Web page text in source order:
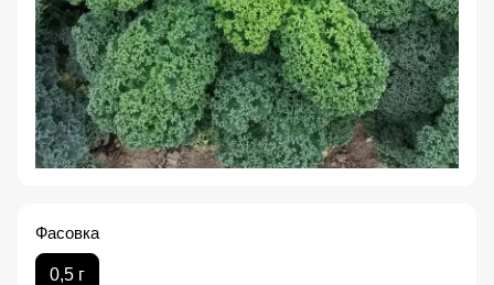
Фасовка
0,5 г